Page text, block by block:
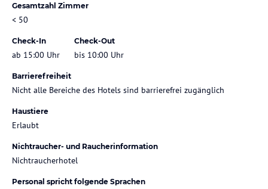
Gesamtzahl Zimmer
< 50
Check-In
ab 15:00 Uhr
Check-Out
bis 10:00 Uhr
Barrierefreiheit
Nicht alle Bereiche des Hotels sind barrierefrei zugänglich
Haustiere
Erlaubt
Nichtraucher- und Raucherinformation
Nichtraucherhotel
Personal spricht folgende Sprachen